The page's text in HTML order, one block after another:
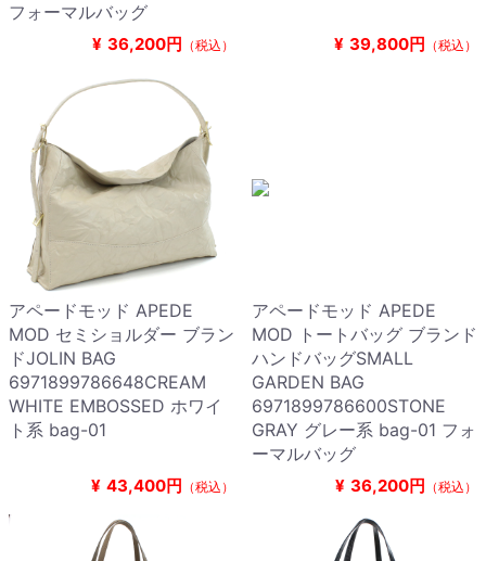
フォーマルバッグ
¥ 36,200円 （税込） ¥ 39,800円 （税込）
アペードモッド APEDE
MOD セミショルダー ブラン
ドJOLIN BAG
6971899786648CREAM
WHITE EMBOSSED ホワイ
ト系 bag-01
¥ 43,400円 （税込）
アペードモッド APEDE
MOD トートバッグ ブランド
ハンドバッグSMALL
GARDEN BAG
6971899786600STONE
GRAY グレー系 bag-01 フォ
ーマルバッグ
¥ 36,200円 （税込）